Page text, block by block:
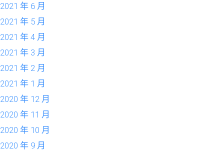
2021 年 6 月
2021 年 5 月
2021 年 4 月
2021 年 3 月
2021 年 2 月
2021 年 1 月
2020 年 12 月
2020 年 11 月
2020 年 10 月
2020 年 9 月